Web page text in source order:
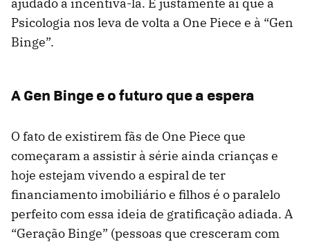
ajudado a incentivá-la. É justamente aí que a
Psicologia nos leva de volta a One Piece e à “Gen
Binge”.
A Gen Binge e o futuro que a espera
O fato de existirem fãs de One Piece que
começaram a assistir à série ainda crianças e
hoje estejam vivendo a espiral de ter
financiamento imobiliário e filhos é o paralelo
perfeito com essa ideia de gratificação adiada. A
“Geração Binge” (pessoas que cresceram com